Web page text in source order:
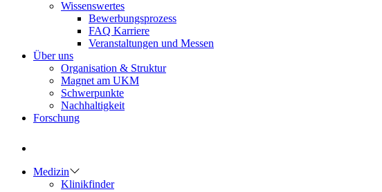
Wissenswertes
Bewerbungsprozess
FAQ Karriere
Veranstaltungen und Messen
Über uns
Organisation & Struktur
Magnet am UKM
Schwerpunkte
Nachhaltigkeit
Forschung
Medizin
Klinikfinder